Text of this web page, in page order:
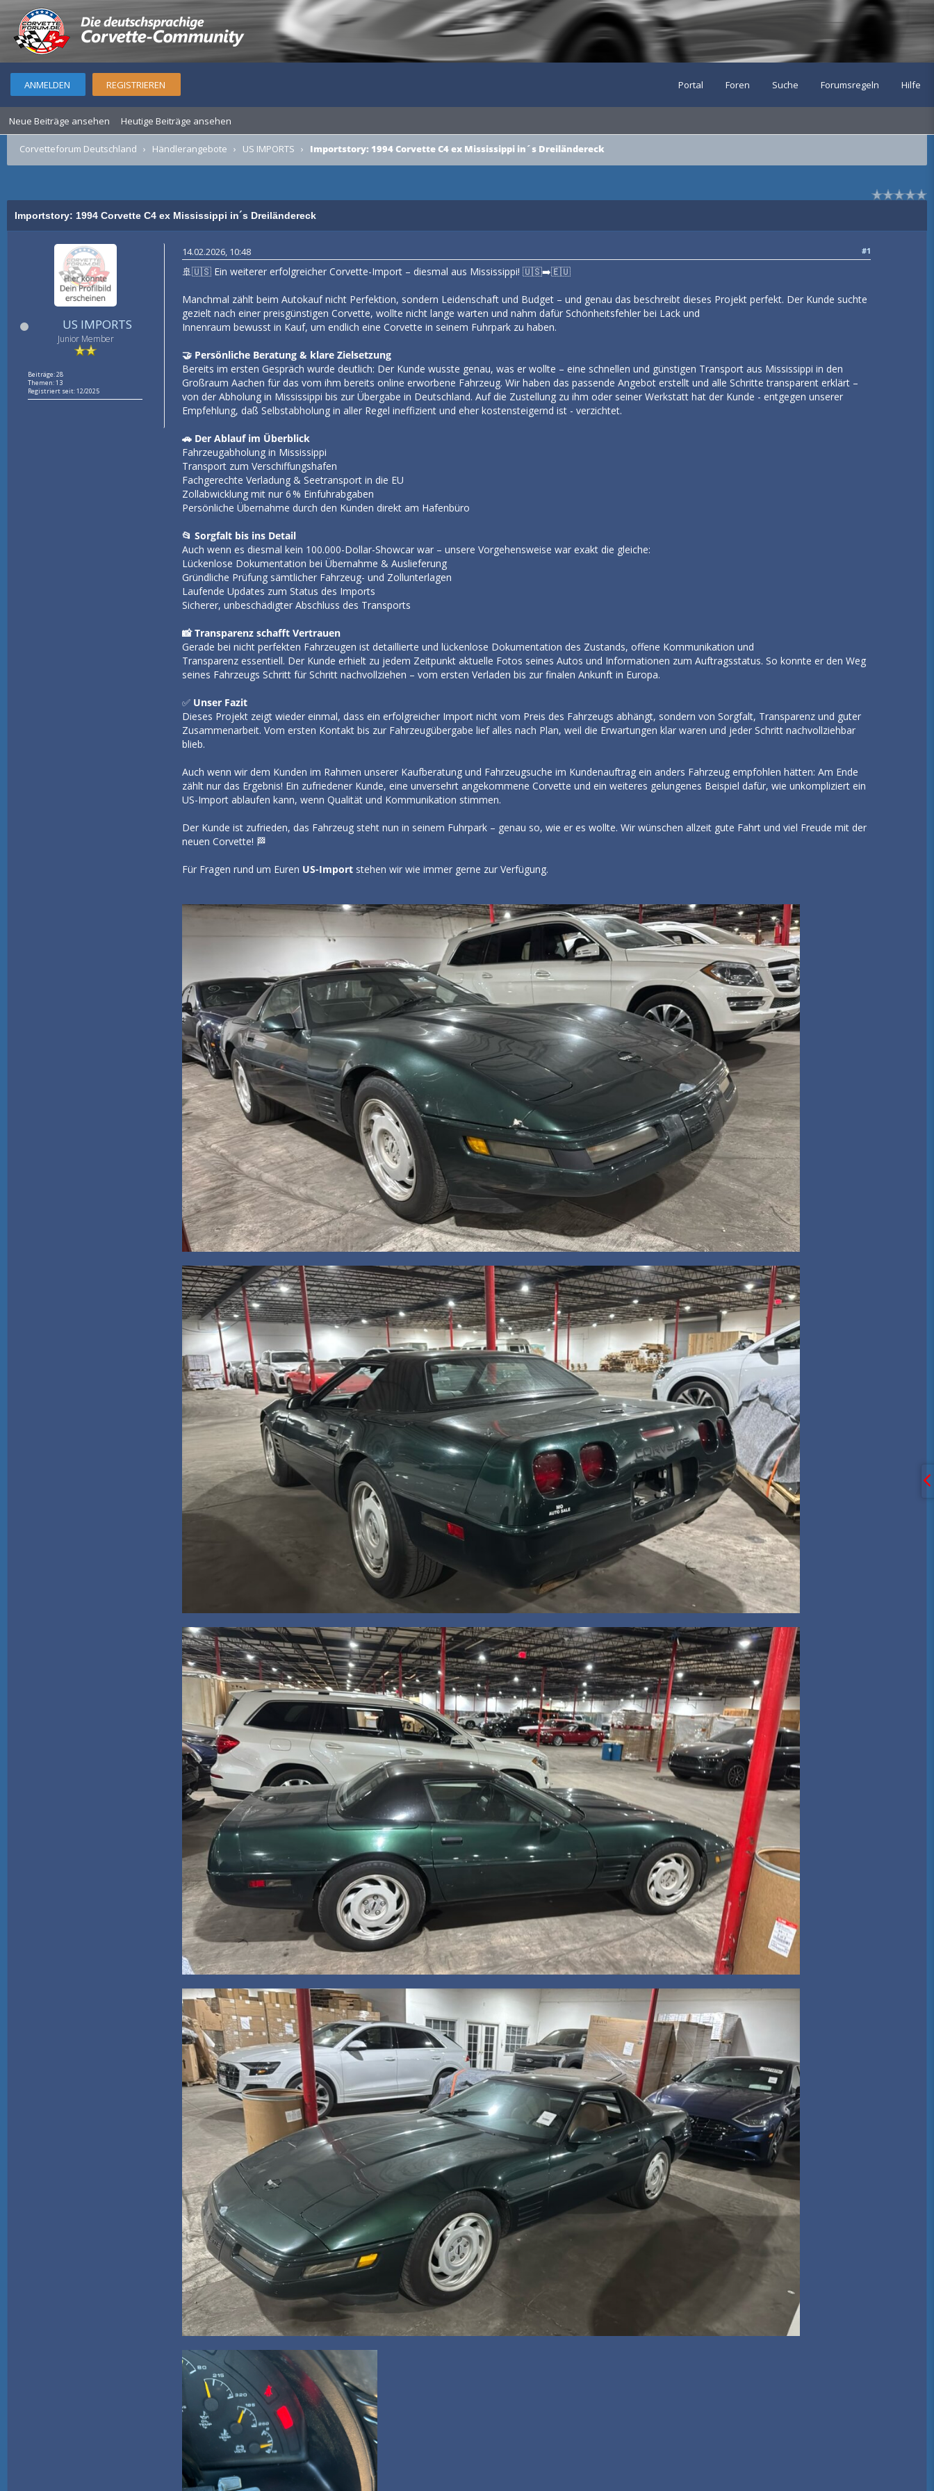
ANMELDEN REGISTRIEREN Portal Foren Suche Forumsregeln Hilfe
Neue Beiträge ansehen Heutige Beiträge ansehen
Corvetteforum Deutschland › Händlerangebote › US IMPORTS › Importstory: 1994 Corvette C4 ex Mississippi in´s Dreiländereck
Importstory: 1994 Corvette C4 ex Mississippi in´s Dreiländereck
US IMPORTS
Junior Member
Beiträge: 28
Themen: 13
Registriert seit: 12/2025
#1
14.02.2026, 10:48
🚢🇺🇸 Ein weiterer erfolgreicher Corvette-Import – diesmal aus Mississippi! 🇺🇸➡️🇪🇺
Manchmal zählt beim Autokauf nicht Perfektion, sondern Leidenschaft und Budget – und genau das beschreibt dieses Projekt perfekt. Der Kunde suchte
gezielt nach einer preisgünstigen Corvette, wollte nicht lange warten und nahm dafür Schönheitsfehler bei Lack und
Innenraum bewusst in Kauf, um endlich eine Corvette in seinem Fuhrpark zu haben.
🤝 Persönliche Beratung & klare Zielsetzung
Bereits im ersten Gespräch wurde deutlich: Der Kunde wusste genau, was er wollte – eine schnellen und günstigen Transport aus Mississippi in den
Großraum Aachen für das vom ihm bereits online erworbene Fahrzeug. Wir haben das passende Angebot erstellt und alle Schritte transparent erklärt –
von der Abholung in Mississippi bis zur Übergabe in Deutschland. Auf die Zustellung zu ihm oder seiner Werkstatt hat der Kunde - entgegen unserer
Empfehlung, daß Selbstabholung in aller Regel ineffizient und eher kostensteigernd ist - verzichtet.
🚗 Der Ablauf im Überblick
Fahrzeugabholung in Mississippi
Transport zum Verschiffungshafen
Fachgerechte Verladung & Seetransport in die EU
Zollabwicklung mit nur 6 % Einfuhrabgaben
Persönliche Übernahme durch den Kunden direkt am Hafenbüro
📂 Sorgfalt bis ins Detail
Auch wenn es diesmal kein 100.000-Dollar-Showcar war – unsere Vorgehensweise war exakt die gleiche:
Lückenlose Dokumentation bei Übernahme & Auslieferung
Gründliche Prüfung sämtlicher Fahrzeug- und Zollunterlagen
Laufende Updates zum Status des Imports
Sicherer, unbeschädigter Abschluss des Transports
📸 Transparenz schafft Vertrauen
Gerade bei nicht perfekten Fahrzeugen ist detaillierte und lückenlose Dokumentation des Zustands, offene Kommunikation und
Transparenz essentiell. Der Kunde erhielt zu jedem Zeitpunkt aktuelle Fotos seines Autos und Informationen zum Auftragsstatus. So konnte er den Weg
seines Fahrzeugs Schritt für Schritt nachvollziehen – vom ersten Verladen bis zur finalen Ankunft in Europa.
✅ Unser Fazit
Dieses Projekt zeigt wieder einmal, dass ein erfolgreicher Import nicht vom Preis des Fahrzeugs abhängt, sondern von Sorgfalt, Transparenz und guter
Zusammenarbeit. Vom ersten Kontakt bis zur Fahrzeugübergabe lief alles nach Plan, weil die Erwartungen klar waren und jeder Schritt nachvollziehbar
blieb.
Auch wenn wir dem Kunden im Rahmen unserer Kaufberatung und Fahrzeugsuche im Kundenauftrag ein anders Fahrzeug empfohlen hätten: Am Ende
zählt nur das Ergebnis! Ein zufriedener Kunde, eine unversehrt angekommene Corvette und ein weiteres gelungenes Beispiel dafür, wie unkompliziert ein
US-Import ablaufen kann, wenn Qualität und Kommunikation stimmen.
Der Kunde ist zufrieden, das Fahrzeug steht nun in seinem Fuhrpark – genau so, wie er es wollte. Wir wünschen allzeit gute Fahrt und viel Freude mit der
neuen Corvette! 🏁
Für Fragen rund um Euren US-Importstehen wir wie immer gerne zur Verfügung.